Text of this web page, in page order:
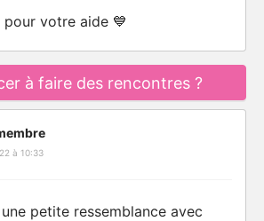
votre aide 💙
à faire des rencontres ?
à 10:33
petite ressemblance avec